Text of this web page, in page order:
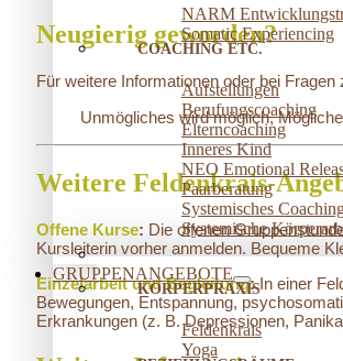
NARM
Somatic Experiencing
COACHING ETC.
Aufstellungen
Berufungscoaching
Elterncoaching
Inneres Kind
NEO Emotional
Paarberatung
Systemisches
Systemische
GRUPPENANGEBOTE
KÖRPERPRAXIS
Feldenkrais
Yoga
Neugierig geworden?
Für weitere Informationen oder bei
Unmögliches wird möglich,
Weitere Feldenkrais-
Offene Kurse: Die offenen
Kursleiterin vorher anmelden. Bequeme
Einzelarbeit und Begleitung:In einer
Bewegungen, Entspannung,
Erkrankungen (z. B. Depressionen,